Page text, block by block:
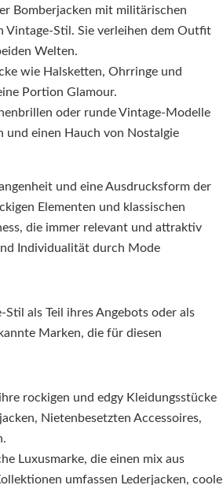
Bomberjacken mit militärischen
Vintage-Stil. Sie verleihen dem Outfit
Welten.
wie Halsketten, Ohrringe und
Portion Glamour.
oder runde Vintage-Modelle
und einen Hauch von Nostalgie
und eine Ausdrucksform der
Elementen und klassischen
die immer relevant und attraktiv
Individualität durch Mode
als Teil ihres Angebots oder als
Marken, die für diesen
rockigen und edgy Kleidungsstücke
Nietenbesetzten Accessoires,
Luxusmarke, die einen mix aus
umfassen Lederjacken, coole